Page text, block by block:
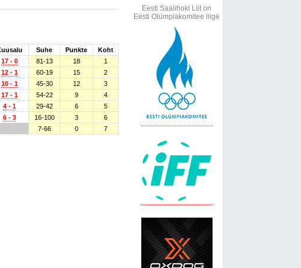
Suhe Punkte
Koht
17 - 0 81-13 18
1
12 - 1 60-19 15
2
10 - 1 45-30 12
3
17 - 1 54-22 9
4
4 - 1 29-42 6
5
6 - 3 16-100 3
6
7-66 0 7
Eesti Saalihoki Liit on
Eesti Olümpiakomitee liige